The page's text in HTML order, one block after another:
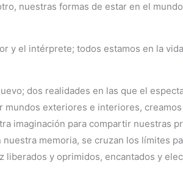
nuestras formas de estar en el
y el intérprete; todos estamos en la
dos realidades en las que el
exteriores e interiores,
imaginación para compartir nuestras
memoria, se cruzan los límites
y oprimidos, encantados y